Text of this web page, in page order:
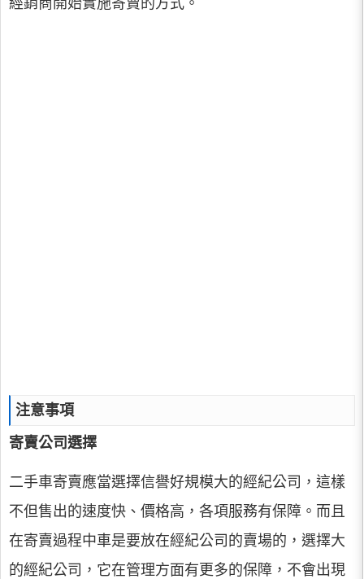
經銷商開始實施寄賣的方式。
注意事項
寄賣公司選擇
二手車寄賣應當選擇信譽好規模大的經紀公司，這樣
不但售出的速度快、價格高，各項服務有保障。而且
在寄賣過程中車是要放在經紀公司的賣場的，選擇大
的經紀公司，它在管理方面有更多的保障，不會出現